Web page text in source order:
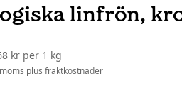
linfrön,
kr per1 kg
plus fraktkostnader